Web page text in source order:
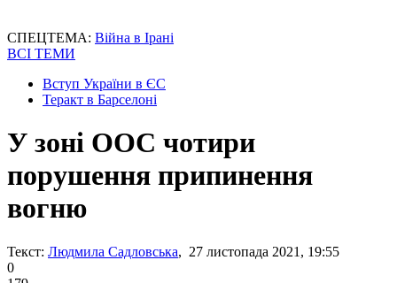
СПЕЦТЕМА: Війна в Ірані
ВСІ ТЕМИ
Вступ України в ЄС
Теракт в Барселоні
У зоні ООС чотири
порушення припинення
вогню
Текст: Людмила Садловська, 27 листопада 2021, 19:55
0